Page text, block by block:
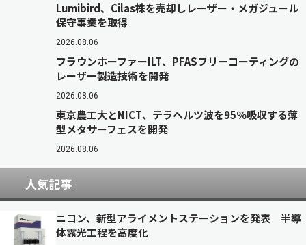
Lumibird、Cilas株を売却しレーザー・メガジュール
保守事業を取得
2026.08.06
フラウンホーファーILT、PFASフリーコーティングの
レーザー製造技術を開発
2026.08.06
東京農工大とNICT、テラヘルツ波を95％吸収する薄
型メタサーフェスを開発
2026.08.06
人気記事
ニコン、新型アライメントステーションを発表 半導
体露光工程を高度化